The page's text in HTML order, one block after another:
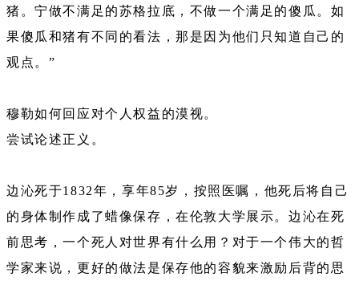
猪。宁做不满足的苏格拉底，不做一个满足的傻瓜。如
果傻瓜和猪有不同的看法，那是因为他们只知道自己的
观点。”
穆勒如何回应对个人权益的漠视。
尝试论述正义。
边沁死于1832年，享年85岁，按照医嘱，他死后将自己
的身体制作成了蜡像保存，在伦敦大学展示。边沁在死
前思考，一个死人对世界有什么用？对于一个伟大的哲
学家来说，更好的做法是保存他的容貌来激励后背的思